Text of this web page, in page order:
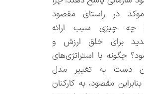
در راستای مقصود
چه چیزی سبب ارائه
برای خلق ارزش و
چگونه با استراتژی‌های
دست به تغییر مدل
مقصود، به کارکنان